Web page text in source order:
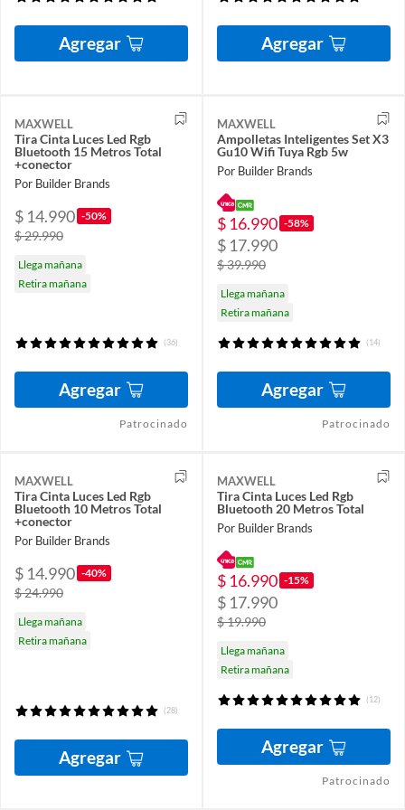
Agregar Agregar
MAXWELL
Tira Cinta Luces Led Rgb
Bluetooth 15 Metros Total
+conector
Por Builder Brands
$ 14.990 -50%
$ 29.990
Llega mañana
Retira mañana
(36)
Agregar
Patrocinado
MAXWELL
Ampolletas Inteligentes Set X3
Gu10 Wifi Tuya Rgb 5w
Por Builder Brands
$ 16.990 -58%
$ 17.990
$ 39.990
Llega mañana
Retira mañana
(14)
Agregar
Patrocinado
MAXWELL
Tira Cinta Luces Led Rgb
Bluetooth 10 Metros Total
+conector
Por Builder Brands
$ 14.990 -40%
$ 24.990
Llega mañana
Retira mañana
(28)
Agregar
MAXWELL
Tira Cinta Luces Led Rgb
Bluetooth 20 Metros Total
Por Builder Brands
$ 16.990 -15%
$ 17.990
$ 19.990
Llega mañana
Retira mañana
(12)
Agregar
Patrocinado